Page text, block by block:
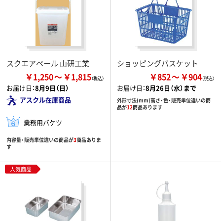
スクエアペール 山研工業
￥1,250 ￥1,815
お届け日：8月9日（日）
アスクル在庫商品
業務用バケツ
内容量・販売単位違いの商品が3商品ありま
す
ショッピングバスケット
￥852 ￥904
お届け日：8月26日（水）まで
外形寸法(mm)高さ・色・販売単位違いの商
品が12商品あります
人気商品